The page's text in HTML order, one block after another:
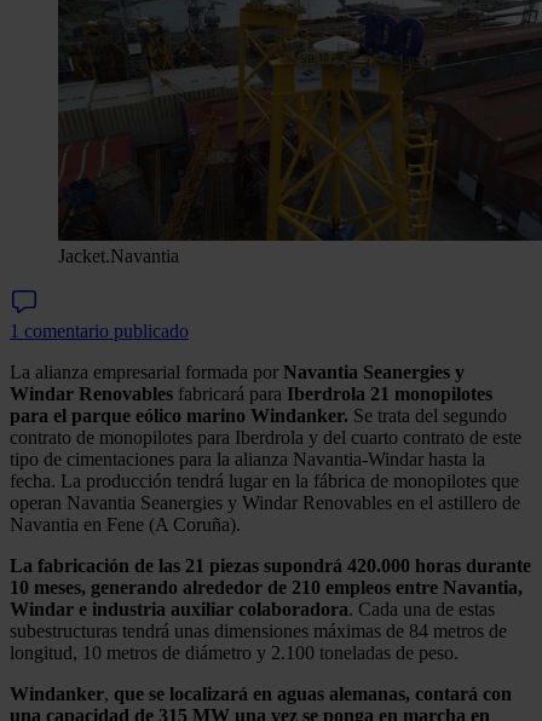
Jacket.Navantia
1 comentario publicado
La alianza empresarial formada por Navantia Seanergies y
Windar Renovables fabricará para Iberdrola 21 monopilotes
para el parque eólico marino Windanker. Se trata del segundo
contrato de monopilotes para Iberdrola y del cuarto contrato de este
tipo de cimentaciones para la alianza Navantia-Windar hasta la
fecha. La producción tendrá lugar en la fábrica de monopilotes que
operan Navantia Seanergies y Windar Renovables en el astillero de
Navantia en Fene (A Coruña).
La fabricación de las 21 piezas supondrá 420.000 horas durante
10 meses, generando alrededor de 210 empleos entre Navantia,
Windar e industria auxiliar colaboradora. Cada una de estas
subestructuras tendrá unas dimensiones máximas de 84 metros de
longitud, 10 metros de diámetro y 2.100 toneladas de peso.
Windanker, que se localizará en aguas alemanas, contará con
una capacidad de 315 MW una vez se ponga en marcha en